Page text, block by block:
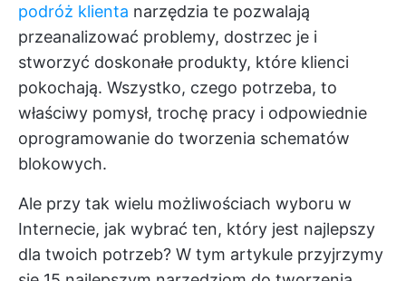
podróż klienta narzędzia te pozwalają
przeanalizować problemy, dostrzec je i
stworzyć doskonałe produkty, które klienci
pokochają. Wszystko, czego potrzeba, to
właściwy pomysł, trochę pracy i odpowiednie
oprogramowanie do tworzenia schematów
blokowych.
Ale przy tak wielu możliwościach wyboru w
Internecie, jak wybrać ten, który jest najlepszy
dla twoich potrzeb? W tym artykule przyjrzymy